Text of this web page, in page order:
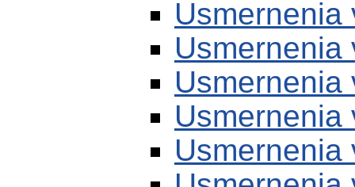
Usmernenia
Usmernenia
Usmernenia
Usmernenia
Usmernenia